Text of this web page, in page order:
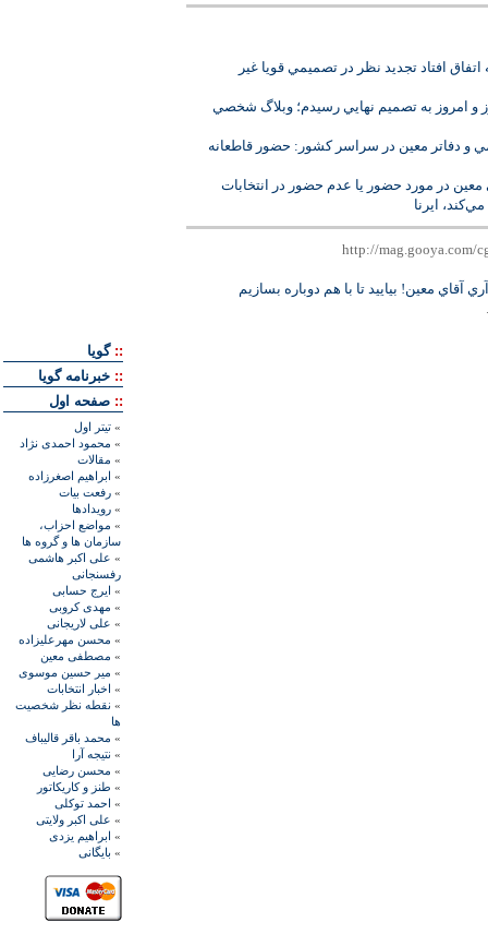
اتفاق افتاد تجديد نظر در تصميمي قويا غير
و امروز به تصميم نهايي رسيدم؛ وبلاگ شخصي
دفاتر معين در سراسر كشور: حضور قاطعانه
در مورد حضور يا عدم حضور در انتخابات
ايرنا
آقاي معين! بياييد تا با هم دوباره بسازيم
::گويا
:: خبرنامه گويا
:: صفحه اول
» تيتر اول
» محمود احمدی نژاد
» مقالات
» ابراهيم اصغرزاده
» رفعت بیات
» رويدادها
» مواضع احزاب،
سازمان ها و گروه ها
» علی اکبر هاشمی
رفسنجانی
» ايرج حسابی
» مهدی کروبی
» علی لاريجانی
» محسن مهرعليزاده
» مصطفی معين
» مير حسين موسوی
» اخبار انتخابات
» نقطه نظر شخصيت
ها
» محمد باقر قاليباف
» نتيجه آرا
» محسن رضايی
» طنز و کاريکاتور
» احمد توکلی
» علی اکبر ولايتی
» ابراهيم يزدی
» بايگانی